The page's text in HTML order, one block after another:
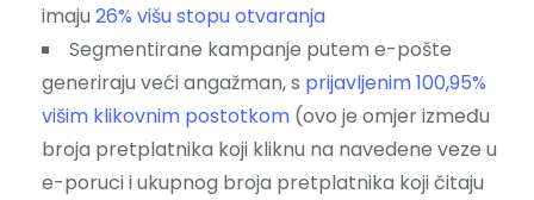
imaju 26% višu stopu otvaranja
Segmentirane kampanje putem e-pošte
generiraju veći angažman, s prijavljenim 100,95%
višim klikovnim postotkom (ovo je omjer između
broja pretplatnika koji kliknu na navedene veze u
e-poruci i ukupnog broja pretplatnika koji čitaju